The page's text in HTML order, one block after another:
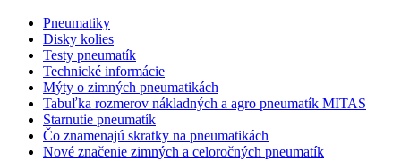
Pneumatiky
Disky kolies
Testy pneumatík
Technické informácie
Mýty o zimných pneumatikách
Tabuľka rozmerov nákladných a agro pneumatík MITAS
Starnutie pneumatík
Čo znamenajú skratky na pneumatikách
Nové značenie zimných a celoročných pneumatík